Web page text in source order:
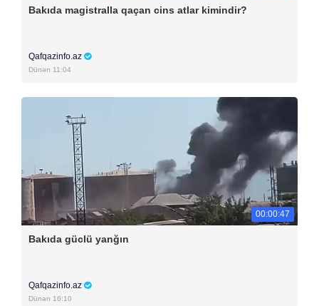
Bakıda magistralla qaçan cins atlar kimindir?
Qafqazinfo.az
Dünən 11:04
00:00:47
Bakıda güclü yanğın
Qafqazinfo.az
Dünən 16:10